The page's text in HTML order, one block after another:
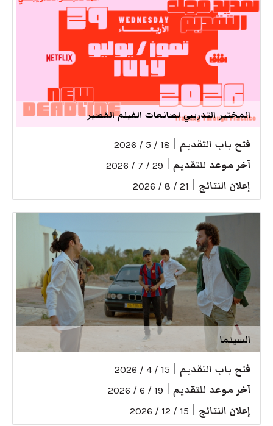
المختبر التدريبي لصانعات الفيلم القصير
فتح باب التقديم 18 / 5 / 2026
آخر موعد للتقديم 29 / 7 / 2026
إعلان النتائج 21 / 8 / 2026
السينما
فتح باب التقديم 15 / 4 / 2026
آخر موعد للتقديم 19 / 6 / 2026
إعلان النتائج 15 / 12 / 2026